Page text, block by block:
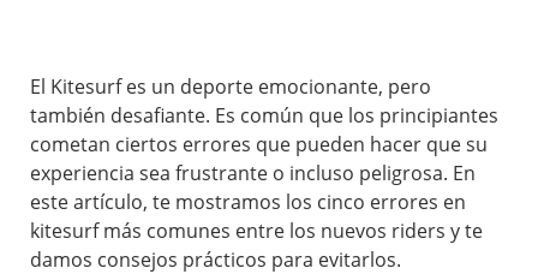
El Kitesurf es un deporte emocionante, pero
también desafiante. Es común que los principiantes
cometan ciertos errores que pueden hacer que su
experiencia sea frustrante o incluso peligrosa. En
este artículo, te mostramos los cinco errores en
kitesurf más comunes entre los nuevos riders y te
damos consejos prácticos para evitarlos.